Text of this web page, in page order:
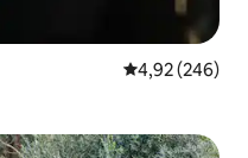
4,92 de uma
4,92 (246)